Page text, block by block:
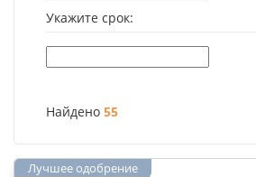
Укажите срок:
Найдено 55